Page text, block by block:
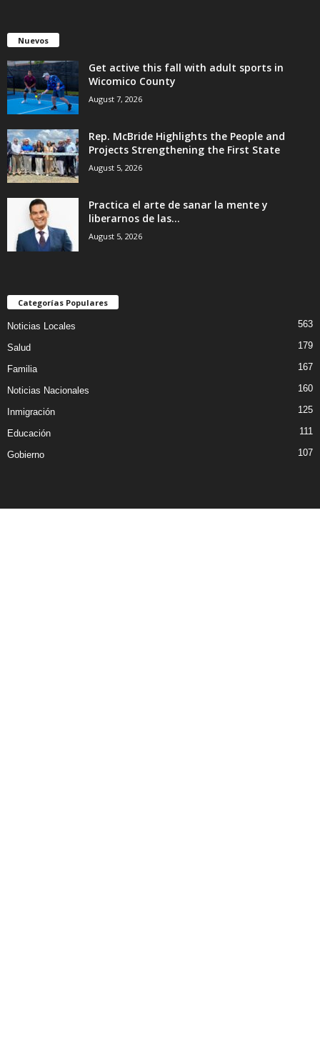
Nuevos
Get active this fall with adult sports in
Wicomico County
August 7, 2026
Rep. McBride Highlights the People and
Projects Strengthening the First State
August 5, 2026
Practica el arte de sanar la mente y
liberarnos de las...
August 5, 2026
Categorías Populares
Noticias Locales 563
Salud 179
Familia 167
Noticias Nacionales 160
Inmigración 125
Educación 111
Gobierno 107